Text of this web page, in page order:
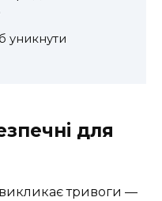
уникнути
для
тривоги —